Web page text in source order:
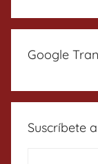
Google
Suscríbete